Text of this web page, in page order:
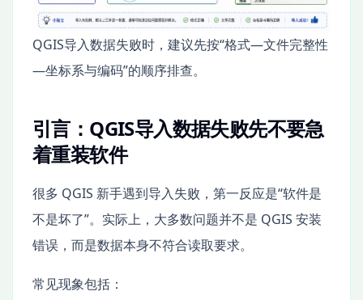
QGIS导入数据失败时，建议先按“格式—文件完整性
—坐标系与编码”的顺序排查。
引言：QGIS导入数据失败先不要急
着重装软件
很多 QGIS 新手遇到导入失败，第一反应是“软件是
不是坏了”。实际上，大多数问题并不是 QGIS 安装
错误，而是数据本身不符合读取要求。
常见现象包括：